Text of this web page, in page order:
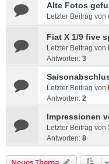
Alte Fotos
Letzter Beitrag von
Fiat X 1/9 five
Letzter Beitrag von
Antworten: 3
Letzter Beitrag von
Antworten: 2
Impressionen
Letzter Beitrag von
Antworten: 8